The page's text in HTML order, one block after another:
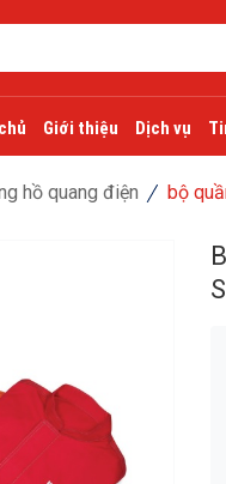
Giới thiệu Dịch vụ
hồ quang điện bộ